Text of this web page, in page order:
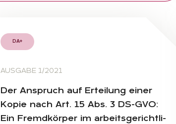
DA+
AUSGABE 1/2021
Der An­spruch auf Er­tei­lung ei­ner
Ko­pie nach Art. 15 Abs. 3 DS-GVO:
Ein Fremd­kör­per im ar­beits­ge­richt­li­